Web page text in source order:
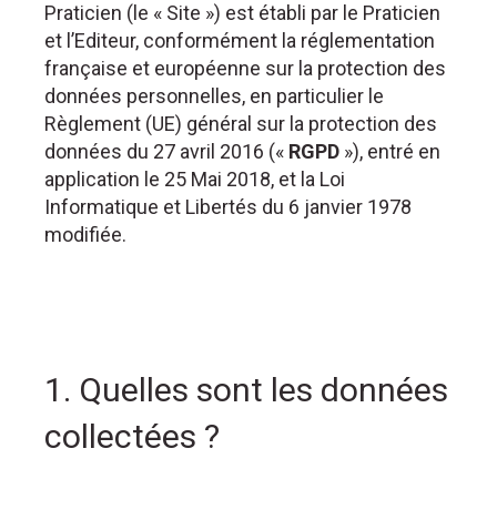
Praticien (le « Site ») est établi par le Praticien
et l’Editeur, conformément la réglementation
française et européenne sur la protection des
données personnelles, en particulier le
Règlement (UE) général sur la protection des
données du 27 avril 2016 (« RGPD »), entré en
application le 25 Mai 2018, et la Loi
Informatique et Libertés du 6 janvier 1978
modifiée.
1. Quelles sont les données
collectées ?